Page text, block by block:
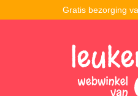
Gratis bezorging